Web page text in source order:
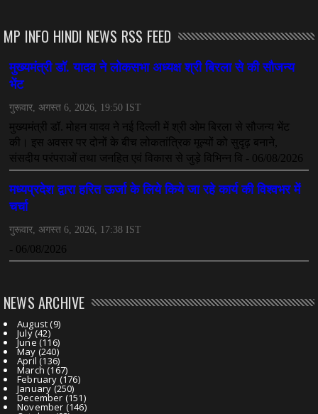
MP INFO HINDI NEWS RSS FEED
NEWS ARCHIVE
August(9)
July(42)
June(116)
May (240)
April (136)
March (167)
February (176)
January(250)
December (151)
November (146)